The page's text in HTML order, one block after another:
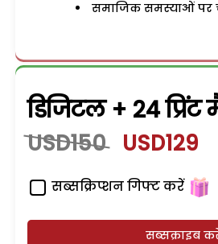
समाजिक समस्याओं पर
डिजिटल + 24
USD150 USD129
सब्सक्रिप्शन गिफ्ट करें
सब्सक्राइब